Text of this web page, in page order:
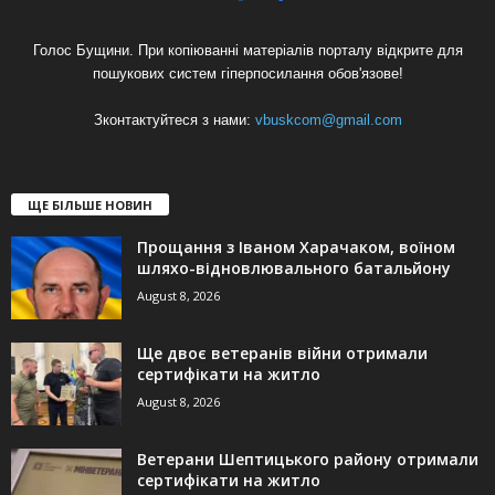
Голос Бущини. При копіюванні матеріалів порталу відкрите для
пошукових систем гіперпосилання обов'язове!
Зконтактуйтеся з нами: vbuskcom@gmail.com
ЩЕ БІЛЬШЕ НОВИН
Прощання з Іваном Харачаком, воїном
шляхо-відновлювального батальйону
August 8, 2026
Ще двоє ветеранів війни отримали
сертифікати на житло
August 8, 2026
Ветерани Шептицького району отримали
сертифікати на житло